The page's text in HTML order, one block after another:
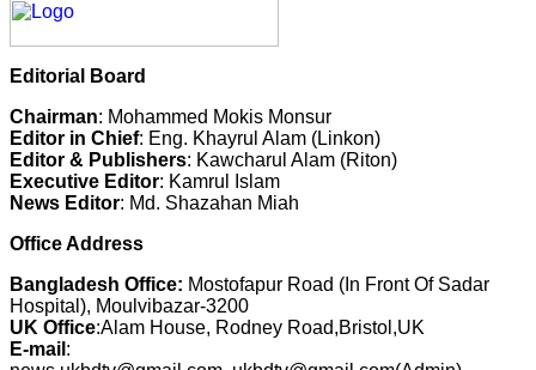
Editorial Board
Chairman: Mohammed Mokis Monsur
Editor in Chief: Eng. Khayrul Alam (Linkon)
Editor & Publishers: Kawcharul Alam (Riton)
Executive Editor: Kamrul Islam
News Editor: Md. Shazahan Miah
Office Address
Bangladesh Office: Mostofapur Road (In Front Of Sadar
Hospital), Moulvibazar-3200
UK Office:Alam House, Rodney Road,Bristol,UK
E-mail :